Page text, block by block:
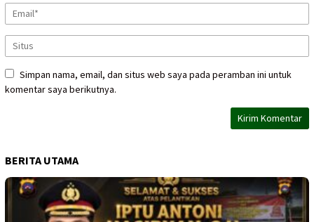
Simpan nama, email, dan situs web saya pada peramban ini untuk
komentar saya berikutnya.
BERITA UTAMA